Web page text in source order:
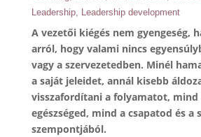
Leadership, Leadership development
A vezetői kiégés nem gyengeség,
arról, hogy valami nincs
vagy a szervezetedben. Minél
a saját jeleidet, annál kisebb
visszafordítani a folyamatot, mind
egészséged, mind a csapatod és a
szempontjából.